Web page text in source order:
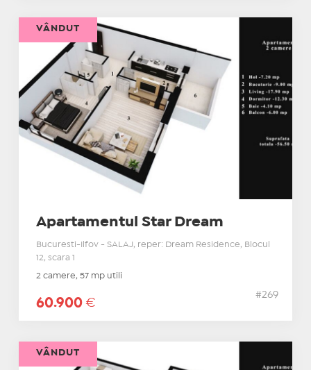
Apartamentul Star Dream
Bucuresti-Ilfov - SALAJ, reper: Dream Residence, Blocul
12, scara 1
2 camere, 57 mp utili
60.900 €
#269
VÂNDUT
VÂNDUT